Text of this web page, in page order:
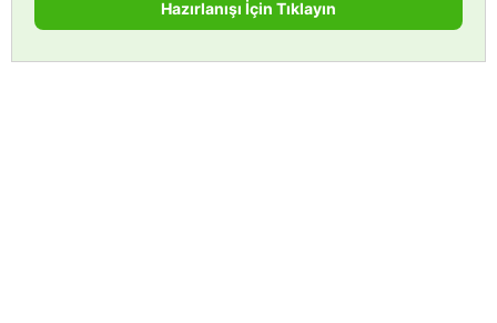
Hazırlanışı İçin Tıklayın